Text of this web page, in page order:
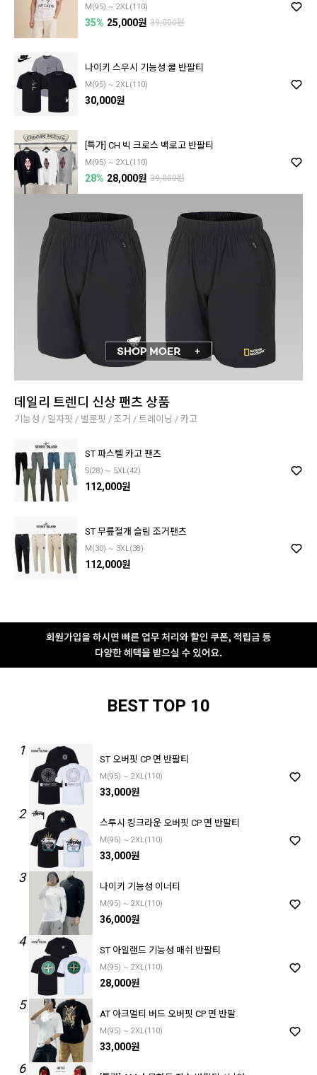
M(95) ~ 2XL(110)
35% 25,000원 39,000원
나이키 스우시 기능성 쿨 반팔티
M(95) ~ 2XL(110)
30,000원
[특가] CH 빅 크로스 백로고 반팔티
M(95) ~ 2XL(110)
28% 28,000원 39,000원
데일리 트렌디 신상 팬츠 상품
기능성 / 일자핏 / 벌룬핏 / 조거 / 트레이닝 / 카고
ST 파스텔 카고 팬츠
S(28) ~ 5XL(42)
112,000원
ST 무릎절개 슬림 조거팬츠
M(30) ~ 3XL(38)
112,000원
BEST TOP 10
1
ST 오버핏 CP 면 반팔티
M(95) ~ 2XL(110)
33,000원
2
스투시 킹크라운 오버핏 CP 면 반팔티
M(95) ~ 2XL(110)
33,000원
3
나이키 기능성 이너티
M(95) ~ 2XL(110)
36,000원
4
ST 아일랜드 기능성 매쉬 반팔티
M(95) ~ 2XL(110)
28,000원
5
AT 아크멀티 버드 오버핏 CP 면 반팔
M(95) ~ 2XL(110)
33,000원
6